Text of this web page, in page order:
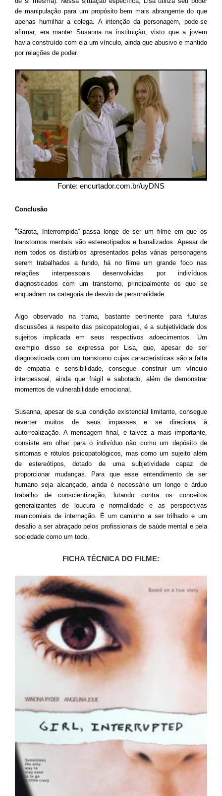
de manipulação para um propósito bem mais abrangente do que
apenas humilhar a colega. A intenção da personagem, pode-se
afirmar, era manter Susanna na instituição, visto que a jovem
havia construído com ela um vínculo, ainda que abusivo e mantido
por relações de poder.
Fonte: encurtador.com.br/uyDNS
Conclusão
“Garota, Interrompida” passa longe de ser um filme em que os
transtornos mentais são estereotipados e banalizados. Apesar de
nem todos os distúrbios apresentados pelas várias personagens
serem trabalhados a fundo, há no filme um grande foco nas
relações interpessoais desenvolvidas por indivíduos
diagnosticados com um transtorno, principalmente os que se
enquadram na categoria de desvio de personalidade.
Algo observado na trama, bastante pertinente para futuras
discussões a respeito das psicopatologias, é a subjetividade dos
sujeitos implicada em seus respectivos adoecimentos. Um
exemplo disso se expressa por Lisa, que, apesar de ser
diagnosticada com um transtorno cujas características são a falta
de empatia e sensibilidade, consegue construir um vínculo
interpessoal, ainda que frágil e sabotado, além de demonstrar
momentos de vulnerabilidade emocional.
Susanna, apesar de sua condição existencial limitante, consegue
reverter muitos de seus impasses e se direciona à
autorrealização. A mensagem final, e talvez a mais importante,
consiste em olhar para o indivíduo não como um depósito de
sintomas e rótulos psicopatológicos, mas como um sujeito além
de estereótipos, dotado de uma subjetividade capaz de
proporcionar mudanças. Para que esse entendimento de ser
humano seja alcançado, ainda é necessário um longo e árduo
trabalho de conscientização, lutando contra os conceitos
generalizantes de loucura e normalidade e as perspectivas
manicomiais de internação. É um caminho a ser trilhado e um
desafio a ser abraçado pelos profissionais de saúde mental e pela
sociedade como um todo.
FICHA TÉCNICA DO FILME: